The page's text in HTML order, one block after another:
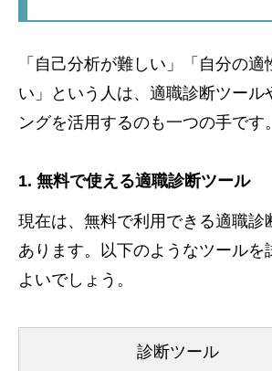
「自己分析が難しい」「自分の適
い」という人は、適職診断ツール
ングを活用するのも一つの手です。
1. 無料で使える適職診断ツール
現在は、無料で利用できる適職診
あります。以下のようなツールを
よいでしょう。
診断ツール